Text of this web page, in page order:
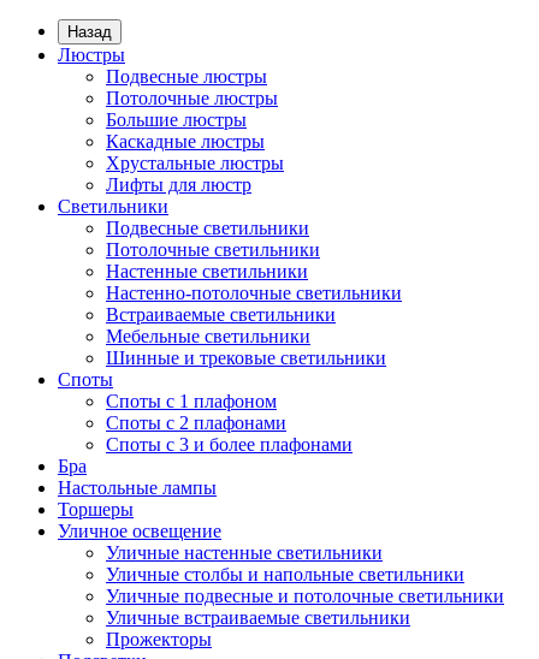
Назад
Люстры
Подвесные люстры
Потолочные люстры
Большие люстры
Каскадные люстры
Хрустальные люстры
Лифты для люстр
Светильники
Подвесные светильники
Потолочные светильники
Настенные светильники
Настенно-потолочные светильники
Встраиваемые светильники
Мебельные светильники
Шинные и трековые светильники
Споты
Споты с 1 плафоном
Споты с 2 плафонами
Споты с 3 и более плафонами
Бра
Настольные лампы
Торшеры
Уличное освещение
Уличные настенные светильники
Уличные столбы и напольные светильники
Уличные подвесные и потолочные светильники
Уличные встраиваемые светильники
Прожекторы